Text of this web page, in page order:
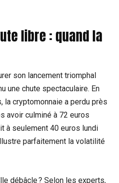
libre : quand la
son lancement triomphal
une chute spectaculaire. En
la cryptomonnaie a perdu près
avoir culminé à 72 euros
à seulement 40 euros lundi
parfaitement la volatilité
débâcle ? Selon les experts,